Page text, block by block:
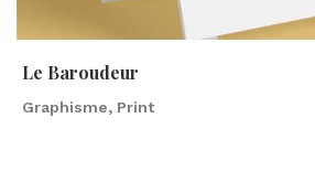
Le Baroudeur
Graphisme, Print